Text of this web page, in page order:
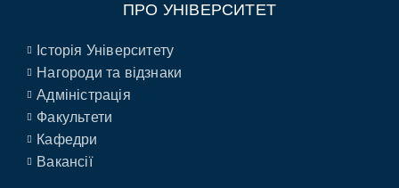
ПРО УНІВЕРСИТЕТ
Історія Університету
Нагороди та відзнаки
Адміністрація
Факультети
Кафедри
Вакансії